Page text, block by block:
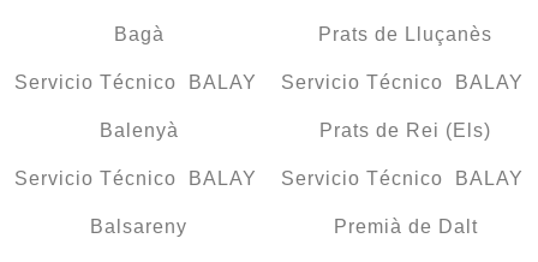
Bagà
Servicio Técnico BALAY
Balenyà
Servicio Técnico BALAY
Balsareny
Prats de Lluçanès
Servicio Técnico BALAY
Prats de Rei (Els)
Servicio Técnico BALAY
Premià de Dalt